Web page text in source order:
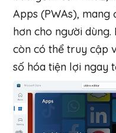
Apps (PWAs),
hơn cho người
còn có thể truy cập
số hóa tiện lợi ngay